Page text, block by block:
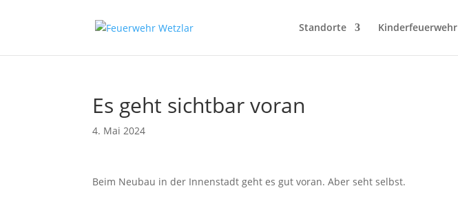
Standorte Kinderfeuerwehr
Es geht sichtbar voran
4. Mai 2024
Beim Neubau in der Innenstadt geht es gut voran. Aber seht selbst.